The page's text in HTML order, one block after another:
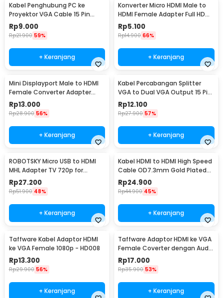
Kabel Penghubung PC ke
Proyektor VGA Cable 15 Pin
Male to Male 140cm - HD0010
Rp9.000
Rp21.900 59%
+ Keranjang
Konverter Micro HDMI Male to
HDMI Female Adapter Full HD
Gold Plated - SHH15
Rp5.100
Rp14.900 66%
+ Keranjang
Mini Displayport Male to HDMI
Female Converter Adapter
Nickel plated - Mini DP
Rp13.000
Rp28.900 56%
+ Keranjang
Kabel Percabangan Splitter
VGA to Dual VGA Output 15 Pin
28cm - HD009
Rp12.100
Rp27.900 57%
+ Keranjang
ROBOTSKY Micro USB to HDMI
MHL Adapter TV 720p for
Smartphone - S2
Rp27.200
Rp51.900 48%
+ Keranjang
Kabel HDMI to HDMI High Speed
Cable OD7.3mm Gold Plated
4K 5M - HD105
Rp24.900
Rp44.900 45%
+ Keranjang
Taffware Kabel Adaptor HDMI
ke VGA Female 1080p - HD008
Rp13.300
Rp29.900 56%
+ Keranjang
Taffware Adaptor HDMI ke VGA
Female Coverter dengan Audio
3.5mm 1080p - HD008-1
Rp17.000
Rp35.900 53%
+ Keranjang